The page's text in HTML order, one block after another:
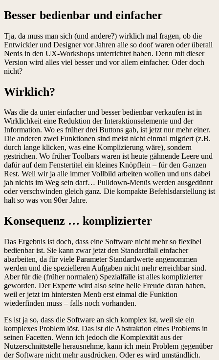
Besser bedienbar und einfacher
Tja, da muss man sich (und andere?) wirklich mal fragen, ob die
Entwickler und Designer vor Jahren alle so doof waren oder überall
Nerds in den UX-Workshops unterrichtet haben. Denn mit dieser
Version wird alles viel besser und vor allem einfacher. Oder doch
nicht?
Wirklich?
Was die da unter einfacher und besser bedienbar verkaufen ist in
Wirklichkeit eine Reduktion der Interaktionselemente und der
Information. Wo es früher drei Buttons gab, ist jetzt nur mehr einer.
Die anderen zwei Funktionen sind meist nicht einmal migriert (z.B.
durch lange klicken, was eine Komplizierung wäre), sondern
gestrichen. Wo früher Toolbars waren ist heute gähnende Leere und
dafür auf dem Fenstertitel ein kleines Knöpflein – für den Ganzen
Rest. Weil wir ja alle immer Vollbild arbeiten wollen und uns dabei
jah nichts im Weg sein darf… Pulldown-Menüs werden ausgedünnt
oder verschwinden gleich ganz. Die kompakte Befehlsdarstellung ist
halt so was von 90er Jahre.
Konsequenz … komplizierter
Das Ergebnis ist doch, dass eine Software nicht mehr so flexibel
bedienbar ist. Sie kann zwar jetzt den Standardfall einfacher
abarbeiten, da für viele Parameter Standardwerte angenommen
werden und die spezielleren Aufgaben nicht mehr erreichbar sind.
Aber für die (früher normalen) Spezialfälle ist alles komplizierter
geworden. Der Experte wird also seine helle Freude daran haben,
weil er jetzt im hintersten Menü erst einmal die Funktion
wiederfinden muss – falls noch vorhanden.
Es ist ja so, dass die Software an sich komplex ist, weil sie ein
komplexes Problem löst. Das ist die Abstraktion eines Problems in
seinen Facetten. Wenn ich jedoch die Komplexität aus der
Nutzerschnittstelle herausnehme, kann ich mein Problem gegenüber
der Software nicht mehr ausdrücken. Oder es wird umständlich.